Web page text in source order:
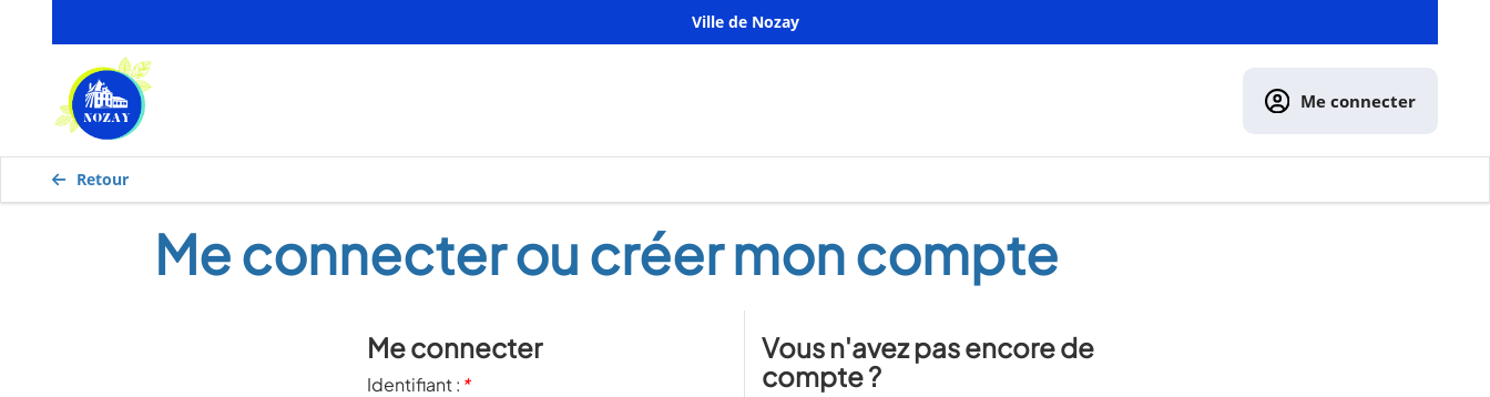
Ville de Nozay
Me connecter
Retour
Me connecter ou créer mon compte
Me connecter
Identifiant : *
Vous n'avez pas encore de
compte ?